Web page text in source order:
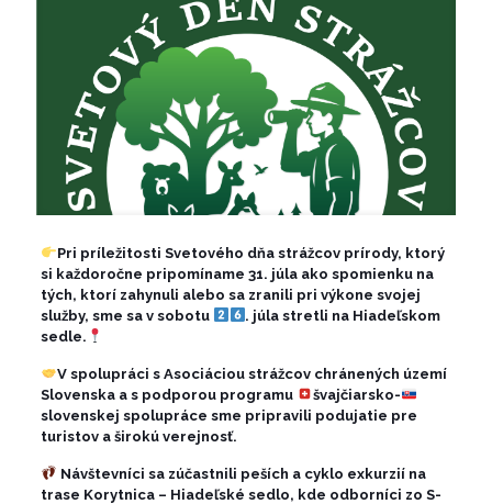
Pri príležitosti Svetového dňa strážcov prírody, ktorý
si každoročne pripomíname 31. júla ako spomienku na
tých, ktorí zahynuli alebo sa zranili pri výkone svojej
služby, sme sa v sobotu
. júla stretli na Hiadeľskom
sedle.
V spolupráci s Asociáciou strážcov chránených území
Slovenska a s podporou programu
švajčiarsko-
slovenskej spolupráce sme pripravili podujatie pre
turistov a širokú verejnosť.
Návštevníci sa zúčastnili peších a cyklo exkurzií na
trase Korytnica – Hiadeľské sedlo, kde odborníci zo S-